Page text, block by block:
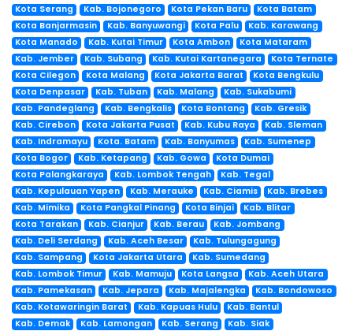
Kota Serang
Kab. Bojonegoro Kota Pekan Baru
Kota Batam
Kota Banjarmasin
Kab. Banyuwangi Kota Palu
Kab. Karawang
Kota Manado
Kab. Kutai Timur Kota Ambon
Kota Mataram
Kab. Jember
Kab. Subang Kab. Kutai Kartanegara
Kota Ternate
Kota Cilegon
Kota Malang Kota Jakarta Barat
Kota Bengkulu
Kota Denpasar
Kab. Tuban Kab. Malang
Kab. Sukabumi
Kab. Pandeglang
Kab. Bengkalis Kota Bontang
Kab. Gresik
Kab. Cirebon
Kota Jakarta Pusat Kab. Kubu Raya
Kab. Sleman
Kab. Indramayu
Kota. Batam Kab. Banyumas
Kab. Sumenep
Kota Bogor
Kab. Ketapang Kab. Gowa
Kota Dumai
Kota Palangkaraya
Kab. Lombok Tengah
Kab. Tegal
Kab. Kepulauan Yapen
Kab. Merauke Kab. Ciamis
Kab. Brebes
Kab. Mimika
Kota Pangkal Pinang Kota Binjai
Kab. Blitar
Kota Tarakan
Kab. Cianjur Kab. Berau
Kab. Jombang
Kab. Deli Serdang
Kab. Aceh Besar
Kab. Tulungagung
Kab. Sampang
Kota Jakarta Utara
Kab. Sumedang
Kab. Lombok Timur
Kab. Mamuju Kota Langsa
Kab. Aceh Utara
Kab. Pamekasan
Kab. Jepara Kab. Majalengka
Kab. Bondowoso
Kab. Kotawaringin Barat
Kab. Kapuas Hulu
Kab. Bantul
Kab. Demak
Kab. Lamongan Kab. Serang
Kab. Siak